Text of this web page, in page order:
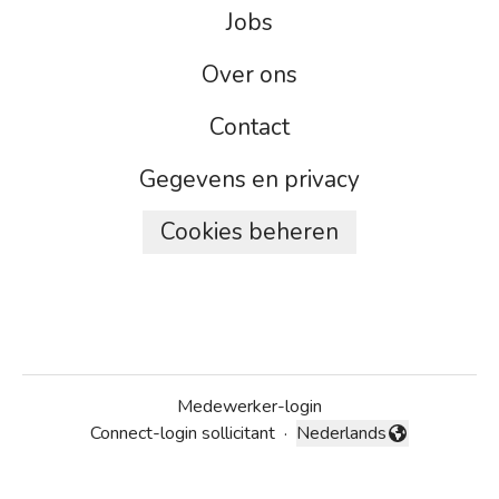
Jobs
Over ons
Contact
Gegevens en privacy
Cookies beheren
Medewerker-login
Connect-login sollicitant · Taal wijzigen
Nederlands